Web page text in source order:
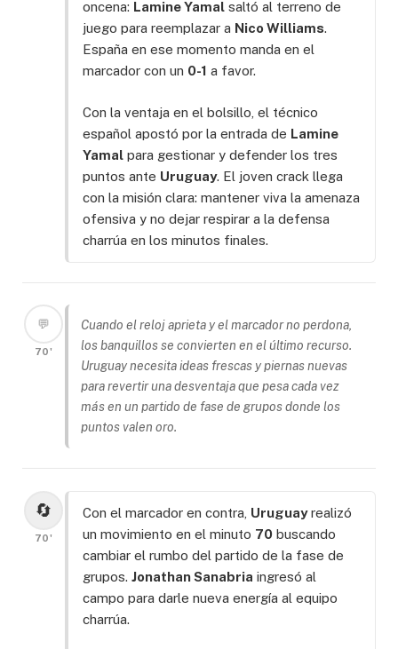
oncena: Lamine Yamal saltó al terreno de
juego para reemplazar a Nico Williams.
España en ese momento manda en el
marcador con un 0-1 a favor.
Con la ventaja en el bolsillo, el técnico
español apostó por la entrada de Lamine
Yamal para gestionar y defender los tres
puntos ante Uruguay. El joven crack llega
con la misión clara: mantener viva la amenaza
ofensiva y no dejar respirar a la defensa
charrúa en los minutos finales.
💬
70'
Cuando el reloj aprieta y el marcador no perdona,
los banquillos se convierten en el último recurso.
Uruguay necesita ideas frescas y piernas nuevas
para revertir una desventaja que pesa cada vez
más en un partido de fase de grupos donde los
puntos valen oro.
🔄
70'
Con el marcador en contra, Uruguayrealizó
un movimiento en el minuto 70 buscando
cambiar el rumbo del partido de la fase de
grupos. Jonathan Sanabria ingresó al
campo para darle nueva energía al equipo
charrúa.